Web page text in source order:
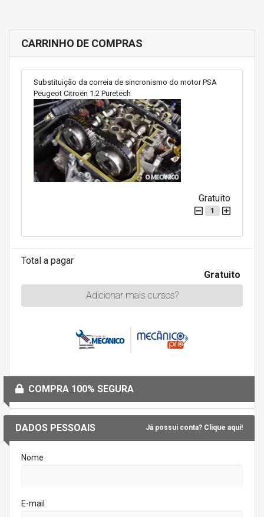
DADOS PESSOAIS Já possui conta? Clique aqui!
Nome
E-mail
CARRINHO DE COMPRAS
Substituição da correia de sincronismo do motor PSA
Peugeot Citroën 1.2 Puretech
Gratuito
1
Total a pagar
Gratuito
Adicionar mais cursos?
COMPRA 100% SEGURA